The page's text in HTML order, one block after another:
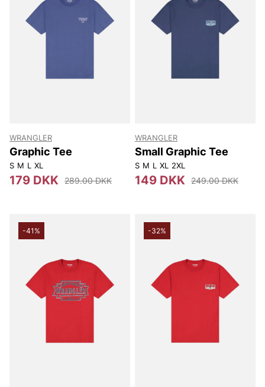
WRANGLER
Graphic Tee
S M L XL
179 DKK 289.00 DKK
WRANGLER
Small Graphic Tee
S M L XL 2XL
149 DKK 249.00 DKK
-41% -32%